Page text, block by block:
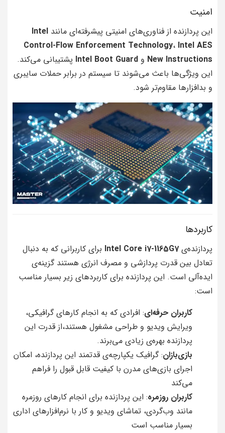
امنیت
این پردازنده از فناوری‌های امنیتی پیشرفته‌ای مانند Intel
Control-Flow Enforcement Technology، Intel AES
New Instructions و Intel Boot Guard پشتیبانی می‌کند.
این ویژگی‌ها باعث می‌شوند تا سیستم در برابر حملات سایبری
و بدافزارها مقاوم‌تر شود.
کاربردها
پردازنده‌یIntel Core i7-1165G7 برای کاربرانی که به دنبال
تعادل بین قدرت پردازشی و مصرف انرژی هستند گزینه‌ی
ایده‌آلی است. این پردازنده برای کاربردهای زیر بسیار مناسب
است:
کاربران حرفه‌ای: افرادی که به انجام کارهای گرافیکی،
ویرایش ویدیو و طراحی مشغول هستند،از قدرت این
پردازنده بهره‌ی زیادی می‌برند.
بازی‌بازان: گرافیک یکپارچه‌ی قدتمند این پردازنده، امکان
اجرای بازی‌های مدرن با کیفیت قابل قبول را فراهم
می‌کند
کاربران روزمره: این پردازنده برای انجام کارهای روزمره
مانند وب‌گردی، تماشای ویدیو و کار با نرم‌افزارهای اداری
بسیار مناسب است